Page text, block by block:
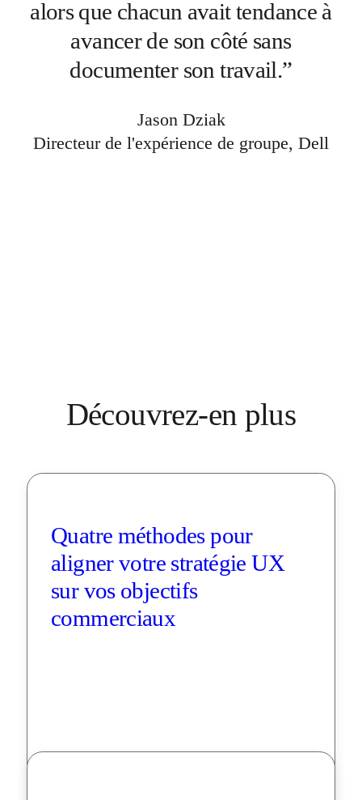
alors que chacun avait tendance à
avancer de son côté sans
documenter son travail.”
Jason Dziak
Directeur de l'expérience de groupe, Dell
Découvrez-en plus
Quatre méthodes pour
aligner votre stratégie UX
sur vos objectifs
commerciaux